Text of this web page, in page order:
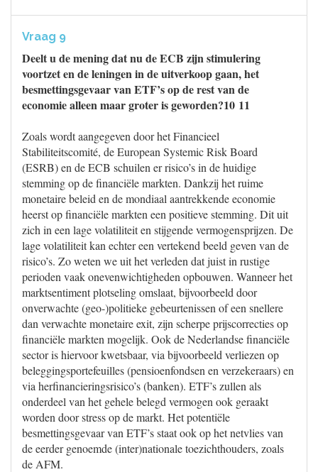
Vraag 9
Deelt u de mening dat nu de ECB zijn stimulering
voortzet en de leningen in de uitverkoop gaan, het
besmettingsgevaar van ETF’s op de rest van de
economie alleen maar groter is geworden?10 11
Zoals wordt aangegeven door het Financieel
Stabiliteitscomité, de European Systemic Risk Board
(ESRB) en de ECB schuilen er risico’s in de huidige
stemming op de financiële markten. Dankzij het ruime
monetaire beleid en de mondiaal aantrekkende economie
heerst op financiële markten een positieve stemming. Dit uit
zich in een lage volatiliteit en stijgende vermogensprijzen. De
lage volatiliteit kan echter een vertekend beeld geven van de
risico’s. Zo weten we uit het verleden dat juist in rustige
perioden vaak onevenwichtigheden opbouwen. Wanneer het
marktsentiment plotseling omslaat, bijvoorbeeld door
onverwachte (geo-)politieke gebeurtenissen of een snellere
dan verwachte monetaire exit, zijn scherpe prijscorrecties op
financiële markten mogelijk. Ook de Nederlandse financiële
sector is hiervoor kwetsbaar, via bijvoorbeeld verliezen op
beleggingsportefeuilles (pensioenfondsen en verzekeraars) en
via herfinancieringsrisico’s (banken). ETF’s zullen als
onderdeel van het gehele belegd vermogen ook geraakt
worden door stress op de markt. Het potentiële
besmettingsgevaar van ETF’s staat ook op het netvlies van
de eerder genoemde (inter)nationale toezichthouders, zoals
de AFM.